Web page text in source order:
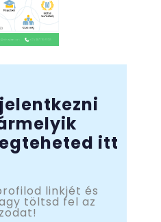
itt
linkjét és
töltsd fel az